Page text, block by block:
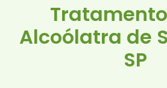
Alcoólatra de
SP